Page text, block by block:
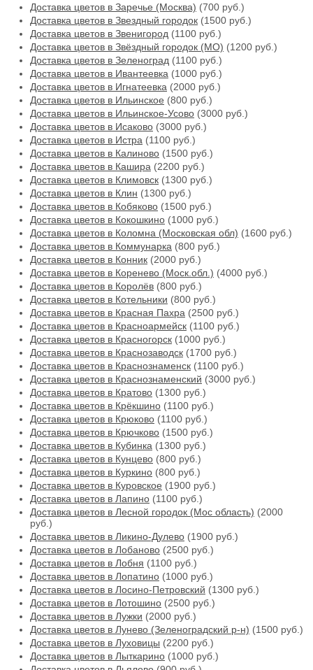
Доставка цветов в Заречье (Москва) (700 руб.)
Доставка цветов в Звездный городок (1500 руб.)
Доставка цветов в Звенигород (1100 руб.)
Доставка цветов в Звёздный городок (МО) (1200 руб.)
Доставка цветов в Зеленоград (1100 руб.)
Доставка цветов в Ивантеевка (1000 руб.)
Доставка цветов в Игнатеевка (2000 руб.)
Доставка цветов в Ильинское (800 руб.)
Доставка цветов в Ильинское-Усово (3000 руб.)
Доставка цветов в Исаково (3000 руб.)
Доставка цветов в Истра (1100 руб.)
Доставка цветов в Калиново (1500 руб.)
Доставка цветов в Кашира (2200 руб.)
Доставка цветов в Климовск (1300 руб.)
Доставка цветов в Клин (1300 руб.)
Доставка цветов в Кобяково (1500 руб.)
Доставка цветов в Кокошкино (1000 руб.)
Доставка цветов в Коломна (Московская обл) (1600 руб.)
Доставка цветов в Коммунарка (800 руб.)
Доставка цветов в Конник (2000 руб.)
Доставка цветов в Коренево (Моск.обл.) (4000 руб.)
Доставка цветов в Королёв (800 руб.)
Доставка цветов в Котельники (800 руб.)
Доставка цветов в Красная Пахра (2500 руб.)
Доставка цветов в Красноармейск (1100 руб.)
Доставка цветов в Красногорск (1000 руб.)
Доставка цветов в Краснозаводск (1700 руб.)
Доставка цветов в Краснознаменск (1100 руб.)
Доставка цветов в Краснознаменский (3000 руб.)
Доставка цветов в Кратово (1300 руб.)
Доставка цветов в Крёкшино (1100 руб.)
Доставка цветов в Крюково (1100 руб.)
Доставка цветов в Крючково (1500 руб.)
Доставка цветов в Кубинка (1300 руб.)
Доставка цветов в Кунцево (800 руб.)
Доставка цветов в Куркино (800 руб.)
Доставка цветов в Куровское (1900 руб.)
Доставка цветов в Лапино (1100 руб.)
Доставка цветов в Лесной городок (Мос область) (2000
руб.)
Доставка цветов в Ликино-Дулево (1900 руб.)
Доставка цветов в Лобаново (2500 руб.)
Доставка цветов в Лобня (1100 руб.)
Доставка цветов в Лопатино (1000 руб.)
Доставка цветов в Лосино-Петровский (1300 руб.)
Доставка цветов в Лотошино (2500 руб.)
Доставка цветов в Лужки (2000 руб.)
Доставка цветов в Лунево (Зеленоградский р-н) (1500 руб.)
Доставка цветов в Луховицы (2200 руб.)
Доставка цветов в Лыткарино (1000 руб.)